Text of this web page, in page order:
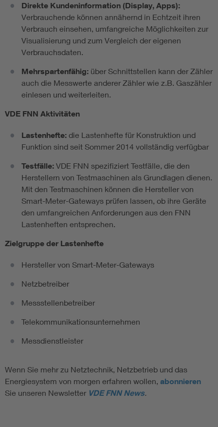
Direkte Kundeninformation (Display, Apps):
Verbrauchende können annähernd in Echtzeit ihren
Verbrauch einsehen, umfangreiche Möglichkeiten zur
Visualisierung und zum Vergleich der eigenen
Verbrauchsdaten.
Mehrspartenfähig: über Schnittstellen kann der Zähler
auch die Messwerte anderer Zähler wie z.B. Gaszähler
einlesen und weiterleiten.
VDE FNN Aktivitäten
Lastenhefte: die Lastenhefte für Konstruktion und
Funktion sind seit Sommer 2014 vollständig verfügbar
Testfälle: VDE FNN spezifiziert Testfälle, die den
Herstellern von Testmaschinen als Grundlagen dienen.
Mit den Testmaschinen können die Hersteller von
Smart-Meter-Gateways prüfen lassen, ob ihre Geräte
den umfangreichen Anforderungen aus den FNN
Lastenheften entsprechen.
Zielgruppe der Lastenhefte
Hersteller von Smart-Meter-Gateways
Netzbetreiber
Messstellenbetreiber
Telekommunikationsunternehmen
Messdienstleister
Wenn Sie mehr zu Netztechnik, Netzbetrieb und das
Energiesystem von morgen erfahren wollen, abonnieren
Sie unseren Newsletter VDE FNN News.